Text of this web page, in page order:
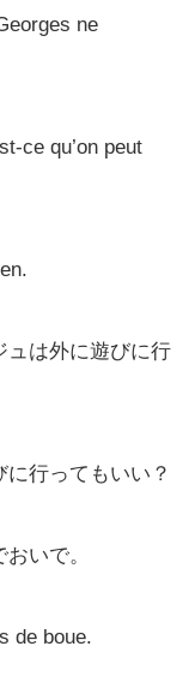
ne
ce qu’on peut
ュは外に遊びに行
行ってもいい？
いで。
de boue.